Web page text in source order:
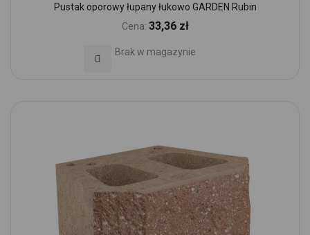
Pustak oporowy łupany łukowo GARDEN Rubin
Cena: 33,36 zł
Brak w magazynie
Dodaj do Ulubionych